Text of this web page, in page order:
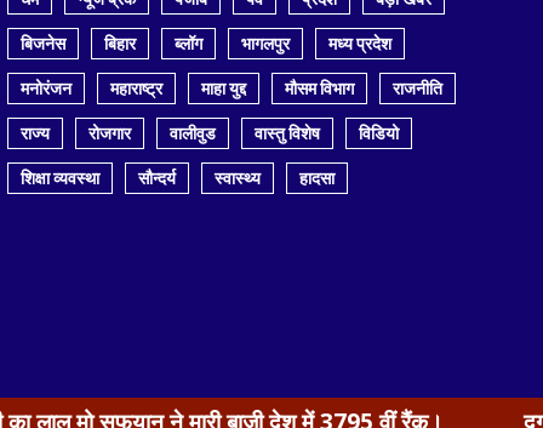
बिजनेस बिहार ब्लॉग भागलपुर मध्य प्रदेश
मनोरंजन महाराष्ट्र माहा युद्द मौसम विभाग राजनीति
राज्य रोजगार वालीवुड वास्तु विशेष विडियो
शिक्षा व्यवस्था सौन्दर्य स्वास्थ्य हादसा